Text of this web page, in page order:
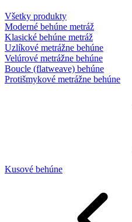
Všetky produkty
Moderné behúne metráž
Klasické behúne metráž
Uzlíkové metrážne behúne
Velúrové metrážne behúne
Boucle (flatweave) behúne
Protišmykové metrážne behúne
Kusové behúne